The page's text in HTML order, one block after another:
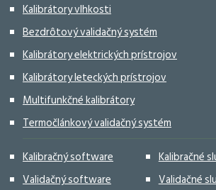
Kalibrátory vlhkosti
Bezdrôtový validačný systém
Kalibrátory elektrických prístrojov
Kalibrátory leteckých prístrojov
Multifunkčné kalibrátory
Termočlánkový validačný systém
Kalibračný software
Kalibračné
Validačný software
Validačné